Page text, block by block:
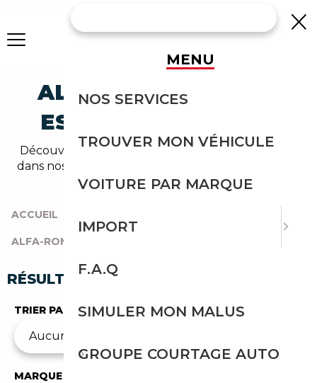
ALFA-ROMEO GIULIA
ESSENCE OCCASION
Découvrez un large choix de alfa-romeo essence
dans nos annonces de giulia. Un import sans effort
avec Courtage Auto.
ACCUEIL
ALFA-ROMEO
RÉSULTATS DE VOTRE RECHERCHE
TRIER PAR
MARQUE
MENU
NOS SERVICES
TROUVER MON VÉHICULE
VOITURE PAR MARQUE
IMPORT
F.A.Q
SIMULER MON MALUS
GROUPE COURTAGE AUTO